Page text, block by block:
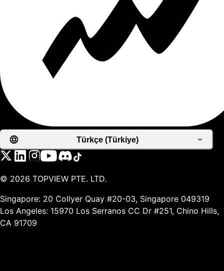
Türkçe (Türkiye)
© 2026 TOPVIEW PTE. LTD.
Singapore: 20 Collyer Quay #20-03, Singapore 049319
Los Angeles: 15970 Los Serranos CC Dr #251, Chino Hills,
CA 91709